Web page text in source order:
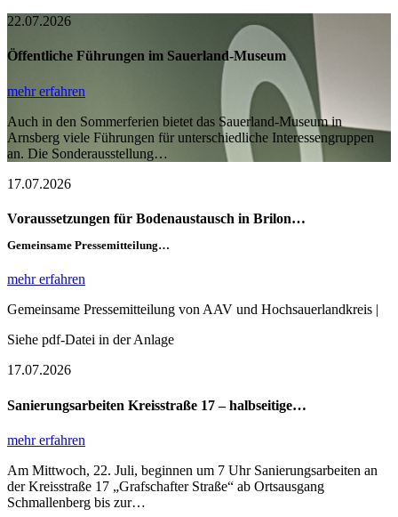
22.07.2026
Öffentliche Führungen im Sauerland-Museum
mehr erfahren
Auch in den Sommerferien bietet das Sauerland-Museum in
Arnsberg viele Führungen für unterschiedliche Interessengruppen
an. Die Sonderausstellung…
17.07.2026
Voraussetzungen für Bodenaustausch in Brilon…
Gemeinsame Pressemitteilung…
mehr erfahren
Gemeinsame Pressemitteilung von AAV und Hochsauerlandkreis |
Siehe pdf-Datei in der Anlage
17.07.2026
Sanierungsarbeiten Kreisstraße 17 – halbseitige…
mehr erfahren
Am Mittwoch, 22. Juli, beginnen um 7 Uhr Sanierungsarbeiten an
der Kreisstraße 17 „Grafschafter Straße“ ab Ortsausgang
Schmallenberg bis zur…